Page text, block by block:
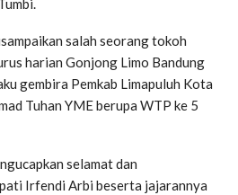
salah seorang tokoh
harian Gonjong Limo Bandung
gembira Pemkab Limapuluh Kota
Tuhan YME berupa WTP ke 5
selamat dan
Irfendi Arbi beserta jajarannya